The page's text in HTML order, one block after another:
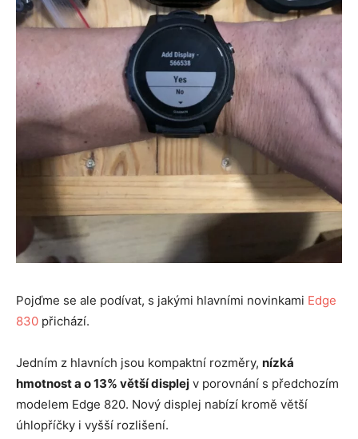
Pojďme se ale podívat, s jakými hlavními novinkami Edge
830 přichází.
Jedním z hlavních jsou kompaktní rozměry, nízká
hmotnost a o 13% větší displej v porovnání s předchozím
modelem Edge 820. Nový displej nabízí kromě větší
úhlopříčky i vyšší rozlišení.